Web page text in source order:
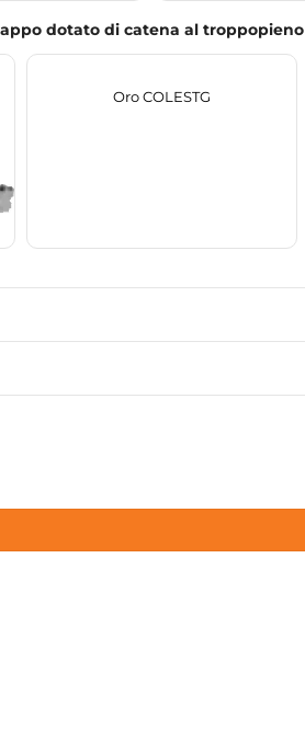
dotato di catena al troppopieno
Oro COLESTG
Colacril quantità